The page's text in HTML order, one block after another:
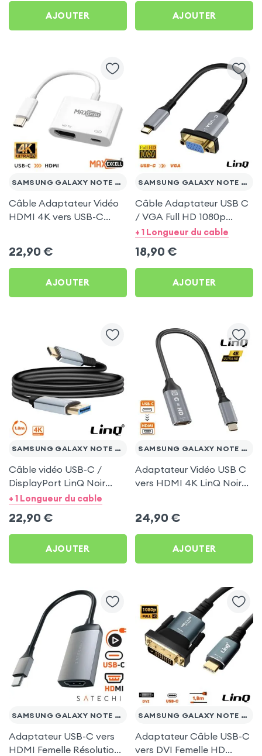
AJOUTER AJOUTER
SAMSUNG GALAXY NOTE 20 ULTRA
Câble Adaptateur Vidéo
HDMI 4K vers USB-C
22,90 €
AJOUTER
SAMSUNG GALAXY NOTE 20 ULTRA
Câble Adaptateur USB C
/ VGA Full HD 1080p
20cm - LinQ pour
Ultra
+ 1 Longueur du cable
18,90 €
AJOUTER
SAMSUNG GALAXY NOTE 20 ULTRA
Câble vidéo USB-C /
DisplayPort LinQ Noir
1.8m pour Samsung
+ 1 Longueur du cable
22,90 €
AJOUTER
SAMSUNG GALAXY NOTE 20 ULTRA
Adaptateur Vidéo USB C
vers HDMI 4K LinQ Noir
24,90 €
AJOUTER
SAMSUNG GALAXY NOTE 20 ULTRA
Adaptateur USB-C vers
HDMI Femelle Résolution
SAMSUNG GALAXY NOTE 20 ULTRA
Adaptateur Câble USB-C
vers DVI Femelle HD